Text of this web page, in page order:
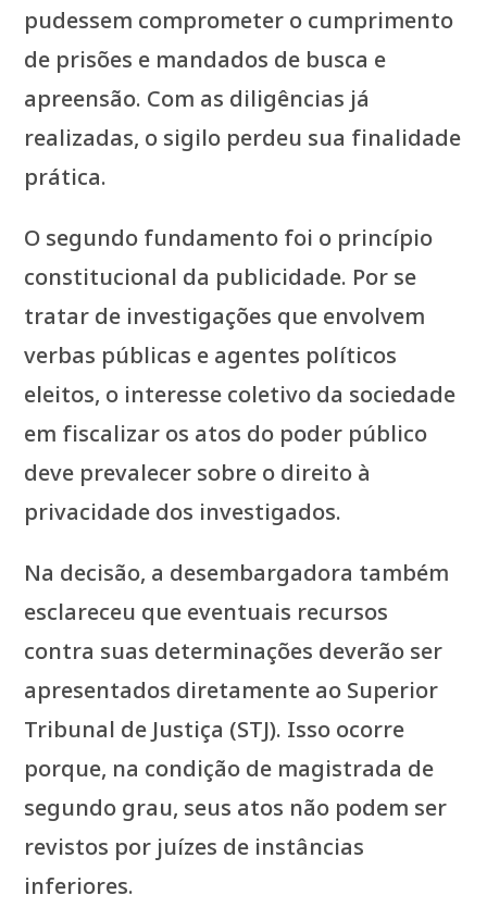
pudessem comprometer o cumprimento
de prisões e mandados de busca e
apreensão. Com as diligências já
realizadas, o sigilo perdeu sua finalidade
prática.
O segundo fundamento foi o princípio
constitucional da publicidade. Por se
tratar de investigações que envolvem
verbas públicas e agentes políticos
eleitos, o interesse coletivo da sociedade
em fiscalizar os atos do poder público
deve prevalecer sobre o direito à
privacidade dos investigados.
Na decisão, a desembargadora também
esclareceu que eventuais recursos
contra suas determinações deverão ser
apresentados diretamente ao Superior
Tribunal de Justiça (STJ). Isso ocorre
porque, na condição de magistrada de
segundo grau, seus atos não podem ser
revistos por juízes de instâncias
inferiores.